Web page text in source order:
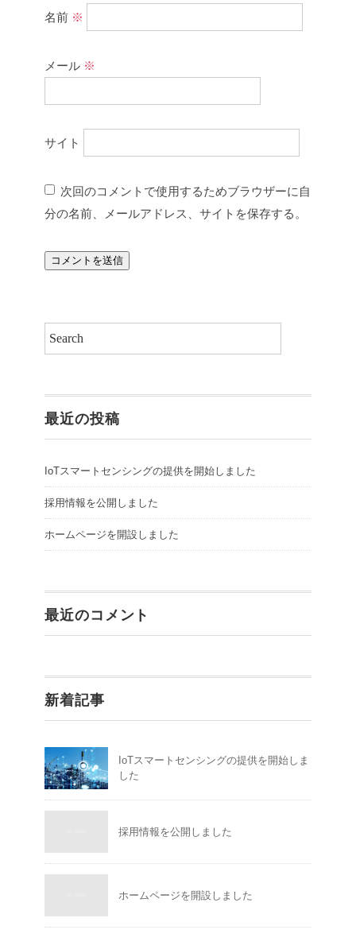
名前 ※
メール ※
サイト
次回のコメントで使用するためブラウザーに自
分の名前、メールアドレス、サイトを保存する。
最近の投稿
IoTスマートセンシングの提供を開始しました
採用情報を公開しました
ホームページを開設しました
最近のコメント
新着記事
IoTスマートセンシングの提供を開始しま
した
採用情報を公開しました
ホームページを開設しました